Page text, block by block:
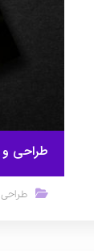
طراحی و
طراحی